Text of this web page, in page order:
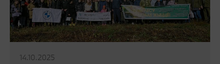
14.10.2025